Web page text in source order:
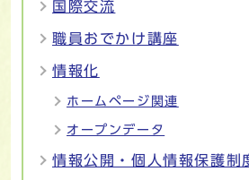
国際交流
職員おでかけ講座
情報化
ホームページ関連
オープンデータ
情報公開・個人情報保護制